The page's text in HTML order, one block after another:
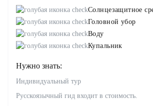
Солнцезащитное
Головной убор
Воду
Купальник
Нужно знать:
Индивидуальный тур
Русскоязычный гид входит в стоимость.